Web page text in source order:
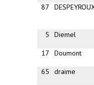
87
5 Diemel
17 Doumont
65 draime